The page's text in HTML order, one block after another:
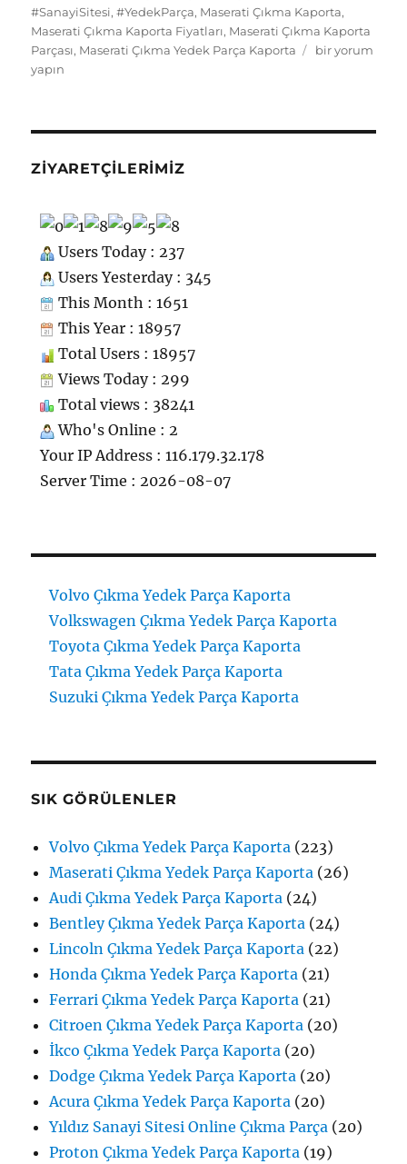
k
ss
ni
m
#SanayiSitesi,#YedekParça, Maserati Çıkma Kaporta,
Maserati Çıkma Kaporta Fiyatları, Maserati Çıkma Kaporta
Parçası, Maserati Çıkma Yedek Parça Kaporta
Maserati
bir yorum
yapın
ZIYARETÇILERIMIZ
Users Today : 237
Users Yesterday : 345
This Month : 1651
This Year : 18957
Total Users : 18957
Views Today : 299
Total views : 38241
Who's Online : 2
Your IP Address : 116.179.32.178
Server Time : 2026-08-07
Volvo Çıkma Yedek Parça Kaporta
Volkswagen Çıkma Yedek Parça Kaporta
Toyota Çıkma Yedek Parça Kaporta
Tata Çıkma Yedek Parça Kaporta
Suzuki Çıkma Yedek Parça Kaporta
SIK GÖRÜLENLER
Volvo Çıkma Yedek Parça Kaporta (223)
Maserati Çıkma Yedek Parça Kaporta (26)
Audi Çıkma Yedek Parça Kaporta (24)
Bentley Çıkma Yedek Parça Kaporta (24)
Lincoln Çıkma Yedek Parça Kaporta (22)
Honda Çıkma Yedek Parça Kaporta (21)
Ferrari Çıkma Yedek Parça Kaporta (21)
Citroen Çıkma Yedek Parça Kaporta (20)
İkco Çıkma Yedek Parça Kaporta (20)
Dodge Çıkma Yedek Parça Kaporta (20)
Acura Çıkma Yedek Parça Kaporta (20)
Yıldız Sanayi Sitesi Online Çıkma Parça (20)
Proton Çıkma Yedek Parça Kaporta (19)